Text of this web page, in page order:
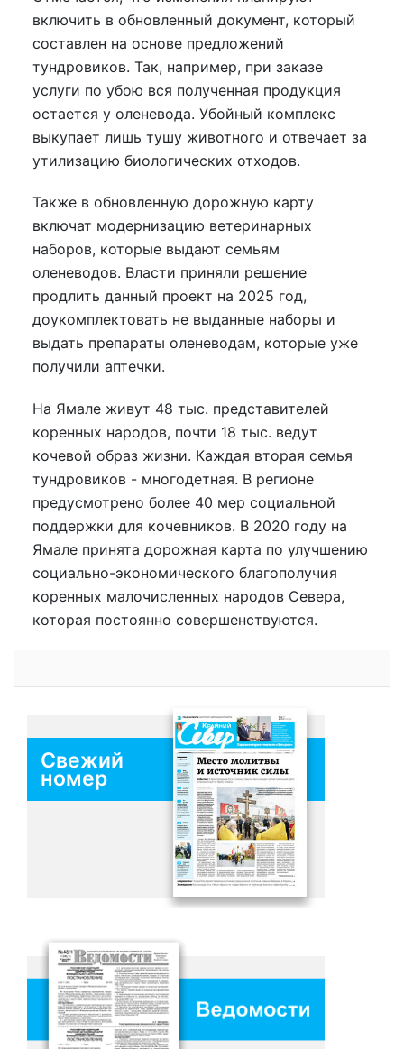
включить в обновленный документ, который
составлен на основе предложений
тундровиков. Так, например, при заказе
услуги по убою вся полученная продукция
остается у оленевода. Убойный комплекс
выкупает лишь тушу животного и отвечает за
утилизацию биологических отходов.
Также в обновленную дорожную карту
включат модернизацию ветеринарных
наборов, которые выдают семьям
оленеводов. Власти приняли решение
продлить данный проект на 2025 год,
доукомплектовать не выданные наборы и
выдать препараты оленеводам, которые уже
получили аптечки.
На Ямале живут 48 тыс. представителей
коренных народов, почти 18 тыс. ведут
кочевой образ жизни. Каждая вторая семья
тундровиков - многодетная. В регионе
предусмотрено более 40 мер социальной
поддержки для кочевников. В 2020 году на
Ямале принята дорожная карта по улучшению
социально-экономического благополучия
коренных малочисленных народов Севера,
которая постоянно совершенствуются.
Свежий
номер